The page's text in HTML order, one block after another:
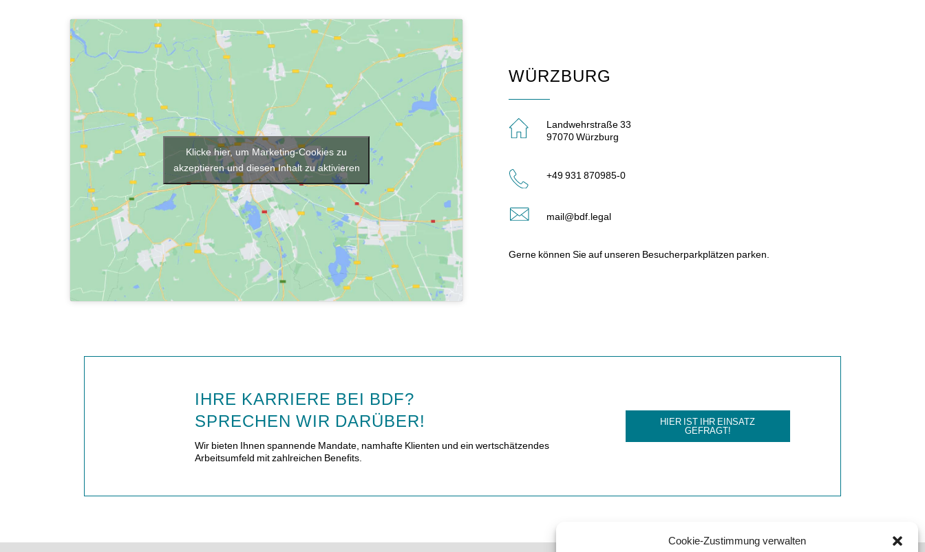
Cookie-Zustimmung verwalten
Klicke hier, um Marketing-Cookies zu
akzeptieren und diesen Inhalt zu aktivieren
WÜRZBURG
Landwehrstraße 33
97070 Würzburg
+49 931 870985-0
mail@bdf.legal
Gerne können Sie auf unseren Besucherparkplätzen parken.
IHRE KARRIERE BEI BDF?
SPRECHEN WIR DARÜBER!
Wir bieten Ihnen spannende Mandate, namhafte Klienten und ein wertschätzendes
Arbeitsumfeld mit zahlreichen Benefits.
HIER IST IHR EINSATZ
GEFRAGT!